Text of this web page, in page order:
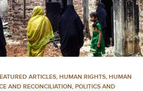
ARTICLES, HUMAN RIGHTS, HUMAN
AND RECONCILIATION, POLITICS AND